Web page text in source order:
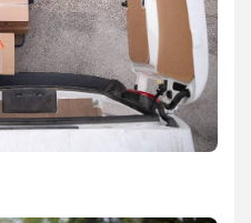
jest w